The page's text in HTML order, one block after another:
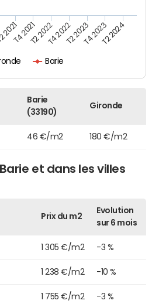
Barie
T4 2021T2 2022T4 2022T2 2023T4 2023T2 2024
Barie
(33190)
Gironde
46 €/m2 180 €/m2
et dans les villes
Prix du m2
Evolution
sur 6 mois
1 305 €/m2 -3 %
1 238 €/m2 -10 %
1 755 €/m2 -3 %